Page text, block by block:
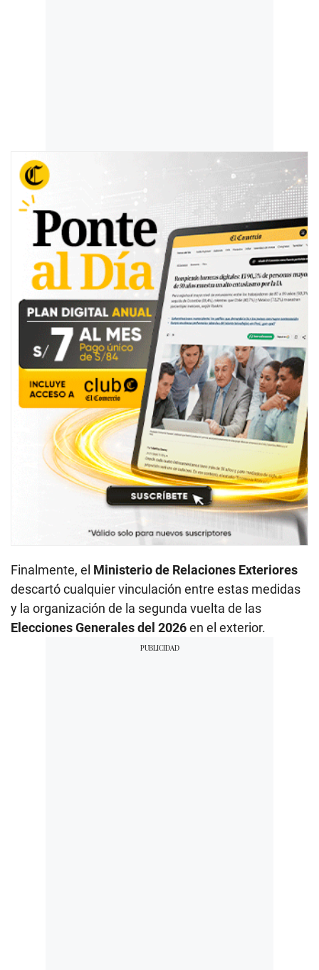
Finalmente, el Ministerio de Relaciones Exteriores
descartó cualquier vinculación entre estas medidas
y la organización de la segunda vuelta de las
Elecciones Generales del 2026en el exterior.